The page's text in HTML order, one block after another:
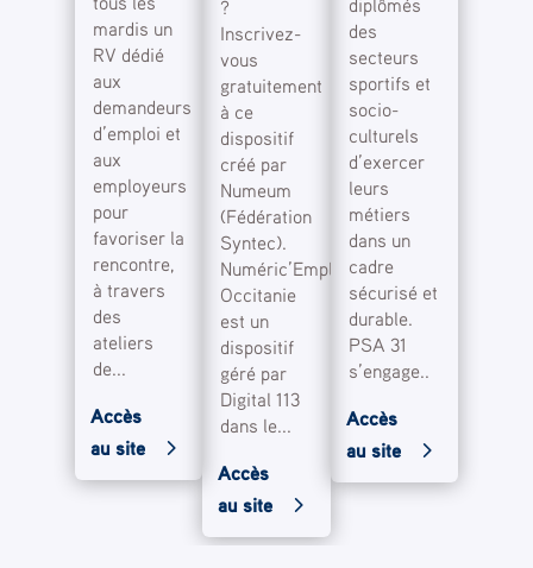
mardis un
RV dédié
aux
demandeurs
d’emploi et
aux
employeurs
pour
favoriser la
rencontre,
à travers
des
ateliers
de...
Accès
au site
?
Inscrivez-
vous
gratuitement
à ce
dispositif
créé par
Numeum
(Fédération
Syntec).
Numéric’Emploi
Occitanie
est un
dispositif
géré par
Digital 113
dans le...
Accès
au site
des
secteurs
sportifs et
socio-
culturels
d’exercer
leurs
métiers
dans un
cadre
sécurisé et
durable.
PSA 31
s’engage..
Accès
au site